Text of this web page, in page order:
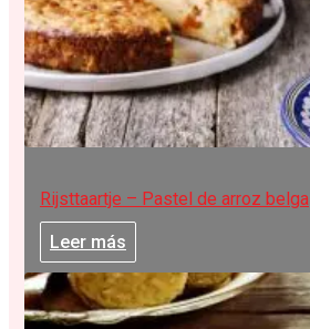
Rijsttaartje – Pastel de arroz belga
Leer más